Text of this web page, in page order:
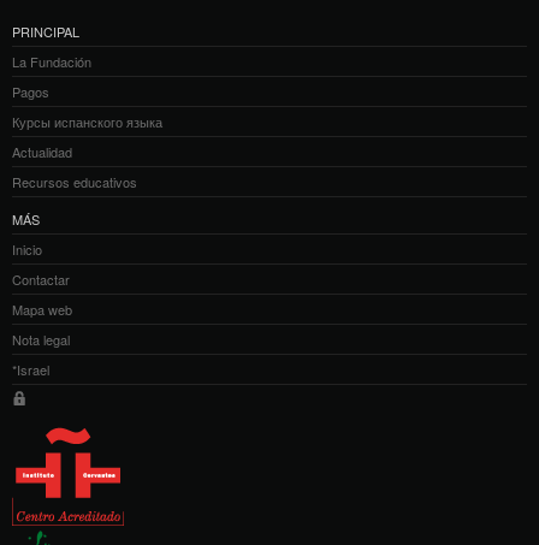
PRINCIPAL
La Fundación
Pagos
Курсы испанского языка
Actualidad
Recursos educativos
MÁS
Inicio
Contactar
Mapa web
Nota legal
*Israel